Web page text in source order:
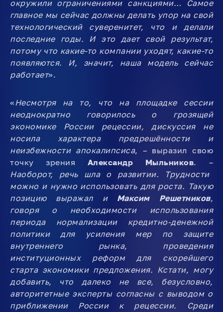
окружили ограничениями санкциями… Самое
главное мы сейчас должны делать упор на свой
технологический суверенитет, что и делали
последние годы. И это дает свой результат,
потому что какие-то компании уходят, какие-то
появляются. И, значит, наша модель сейчас
работает».
«Несмотря на то, что на площадке сессии
неоднократно говорилось о грозящей
экономике России рецессии, дискуссия не
носила характера предрешённости и
неизбежности апокалипсиса, – выразил свою
точку зрения Александр Мыльников. –
Наоборот, речь шла о развитии. Трудности
можно и нужно использовать для роста. Такую
позицию выражал иМаксим Решетников,
говоря о необходимости использования
периода нормализации кредитно-денежной
политики для усиления мер по защите
внутреннего рынка, проведения
институционных реформ для скорейшего
старта экономики предложения. Кстати, могу
добавить, что далеко не все, безусловно,
авторитетные эксперты согласны с выводом о
приближении России к рецессии. Среди